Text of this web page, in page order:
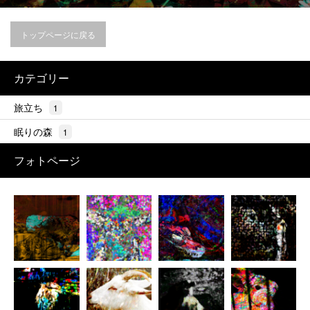
トップページに戻る
カテゴリー
旅立ち 1
眠りの森 1
フォトページ